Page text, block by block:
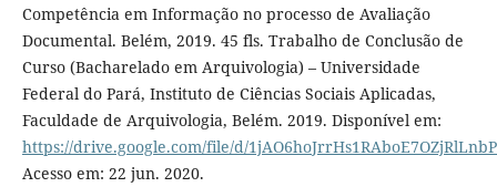
Competência em Informação no processo de Avaliação
Documental. Belém, 2019. 45 fls. Trabalho de Conclusão de
Curso (Bacharelado em Arquivologia) – Universidade
Federal do Pará, Instituto de Ciências Sociais Aplicadas,
Faculdade de Arquivologia, Belém. 2019. Disponível em:
https://drive.google.com/file/d/
Acesso em: 22 jun. 2020.